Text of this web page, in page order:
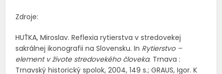
Zdroje:
HUŤKA, Miroslav. Reflexia rytierstva v stredovekej
sakrálnej ikonografii na Slovensku. In Rytierstvo –
element v živote stredovekého človeka. Trnava :
Trnavský historický spolok, 2004, 149 s.; GRAUS, Igor. K